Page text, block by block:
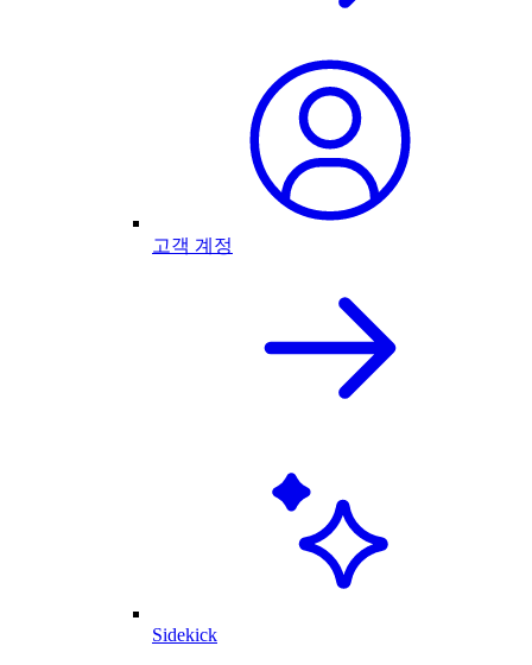
고객 계정
Sidekick